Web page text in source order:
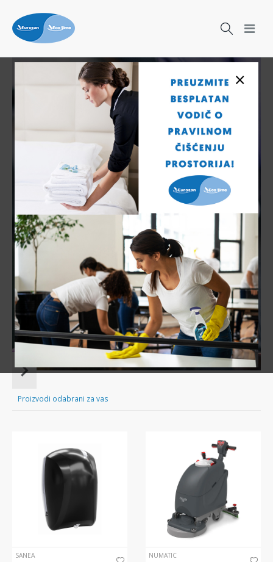
×
Čišćenje nikad nije bilo lakše!
Sve za čišćenje tvog doma nadohvat ruke!
Item
ofProizvodi odabrani za vas
SANEA NUMATIC